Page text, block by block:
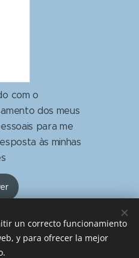
com o
dos meus
para me
às minhas
un correcto funcionamiento
y para ofrecer la mejor